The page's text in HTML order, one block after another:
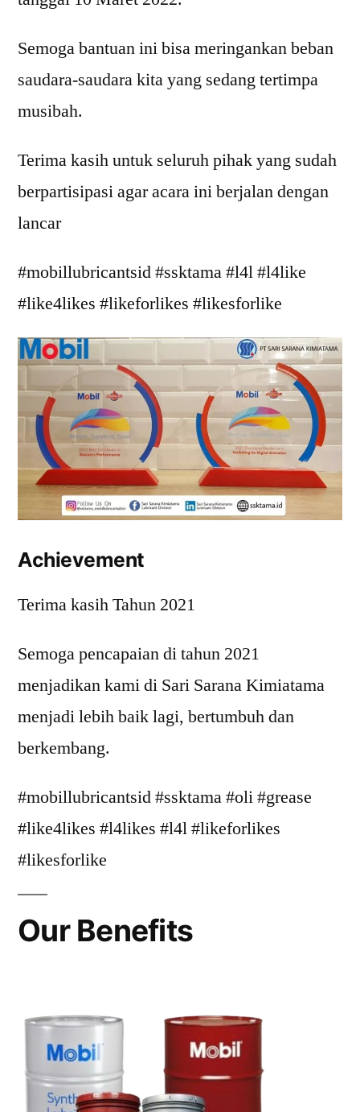
Semoga bantuan ini bisa meringankan beban
saudara-saudara kita yang sedang tertimpa
musibah.
Terima kasih untuk seluruh pihak yang sudah
berpartisipasi agar acara ini berjalan dengan
lancar
#mobillubricantsid #ssktama #l4l #l4like
#like4likes #likeforlikes #likesforlike
Achievement
Terima kasih Tahun 2021
Semoga pencapaian di tahun 2021
menjadikan kami di Sari Sarana Kimiatama
menjadi lebih baik lagi, bertumbuh dan
berkembang.
#mobillubricantsid #ssktama #oli #grease
#like4likes #l4likes #l4l #likeforlikes
#likesforlike
Our Benefits